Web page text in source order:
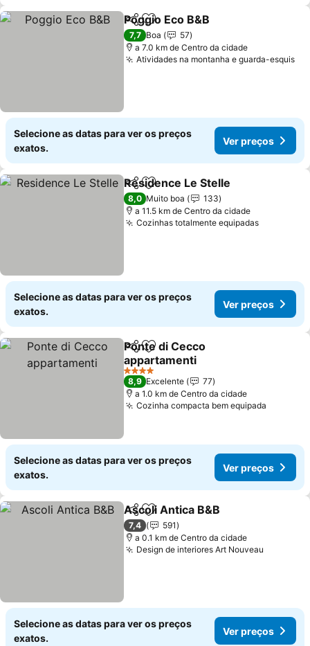
PartilharAdicionar aos favoritos
Poggio Eco B&B
7,7 Boa
57
a 7.0 km de Centro da cidade
Atividades na montanha e guarda-esquis
Selecione as datas para ver os preços
exatos.
Ver preços
PartilharAdicionar aos favoritos
Residence Le Stelle
8,0 Muito boa
133
a 11.5 km de Centro da cidade
Cozinhas totalmente equipadasVer
Selecione as datas para ver os preços
exatos.
Ver preços
PartilharAdicionar aos favoritos
Ponte di Cecco
appartamenti
Ver preços
4 Estrelas
8,9 Excelente
77
a 1.0 km de Centro da cidade
Cozinha compacta bem equipada
Selecione as datas para ver os preços
exatos.
Ver preços
PartilharAdicionar aos favoritos
Ascoli Antica B&B
7,4
591
a 0.1 km de Centro da cidade
Design de interiores Art Nouveau
Selecione as datas para ver os preços
exatos.
Ver preços